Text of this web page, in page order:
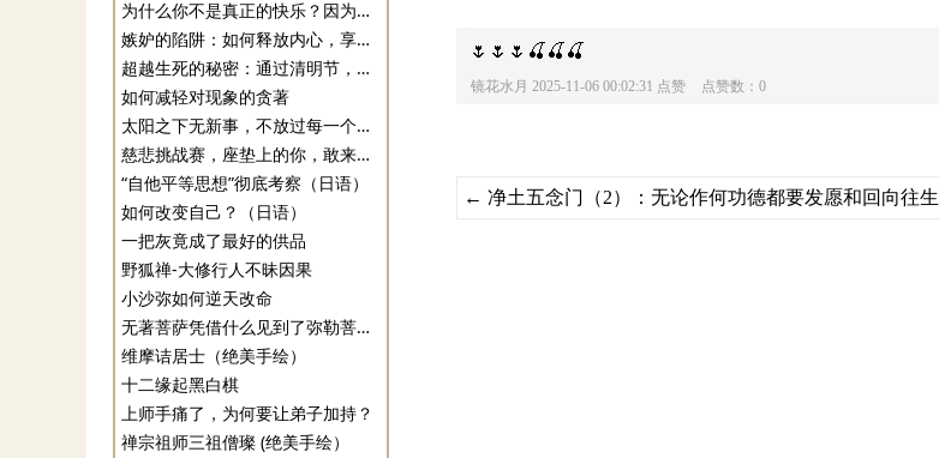
为什么你不是真正的快乐？因为你缺乏对“它”的观察和训练！
嫉妒的陷阱：如何释放内心，享受真正的快乐
超越生死的秘密：通过清明节，看看佛教学人如何备考死亡？
如何减轻对现象的贪著
太阳之下无新事，不放过每一个普通的日子，就是意义
慈悲挑战赛，座垫上的你，敢来吗？
“自他平等思想”彻底考察（日语）
如何改变自己？（日语）
一把灰竟成了最好的供品
野狐禅-大修行人不昧因果
小沙弥如何逆天改命
无著菩萨凭借什么见到了弥勒菩萨？
维摩诘居士（绝美手绘）
十二缘起黑白棋
上师手痛了，为何要让弟子加持？
禅宗祖师三祖僧璨 (绝美手绘）
🌷🌷🌷🍒🍒🍒
镜花水月 2025-11-06 00:02:31 点赞 点赞数：0
← 净土五念门（2）：无论作何功德都要发愿和回向往生